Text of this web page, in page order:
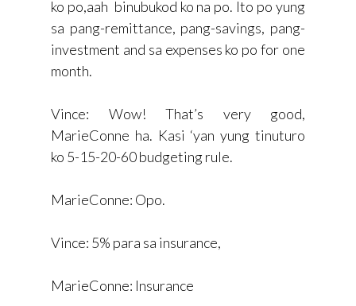
ko po,aah binubukod ko na po. Ito po yung
sa pang-remittance, pang-savings, pang-
investment and sa expenses ko po for one
month.
Vince: Wow! That’s very good,
MarieConne ha. Kasi ‘yan yung tinuturo
ko 5-15-20-60 budgeting rule.
MarieConne: Opo.
Vince: 5% para sa insurance,
MarieConne: Insurance